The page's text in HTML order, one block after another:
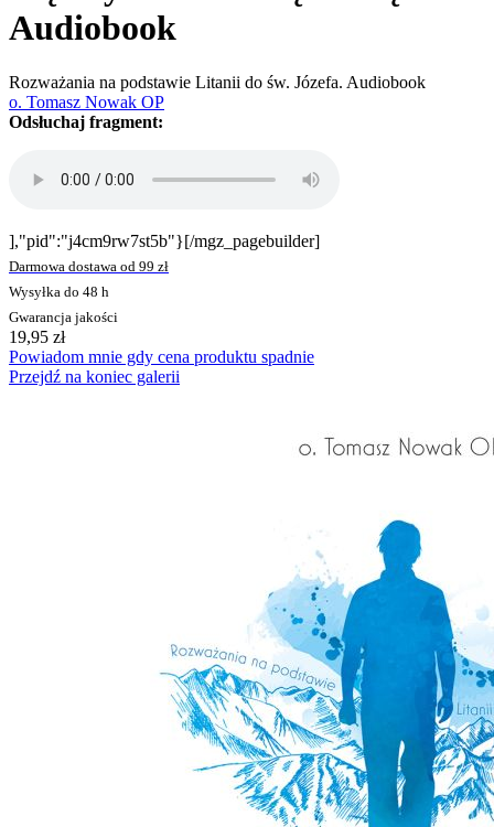
Audiobook
Rozważania na podstawie Litanii do św. Józefa. Audiobook
o. Tomasz Nowak OP
Odsłuchaj fragment:
],"pid":"j4cm9rw7st5b"}[/mgz_pagebuilder]
Darmowa dostawa od 99 zł
Wysyłka do 48 h
Gwarancja jakości
19,95 zł
Powiadom mnie gdy cena produktu spadnie
Przejdź na koniec galerii